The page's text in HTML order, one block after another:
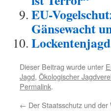
EU-
Gänsewacht
Dieser Beitrag wurde unter
Jagd, Ökologischer
Permalink.
← Der Staatsschutz und